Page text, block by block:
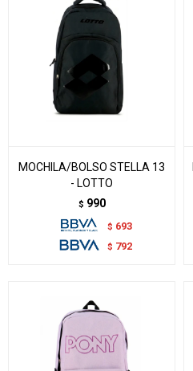
MOCHILA/BOLSO STELLA 13
- LOTTO
$ 990
$ 693
$ 792